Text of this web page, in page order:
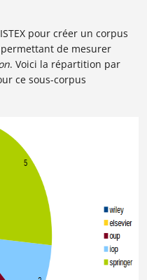
pour créer un corpus
permettant de mesurer
. Voici la répartition par
ce sous-corpus